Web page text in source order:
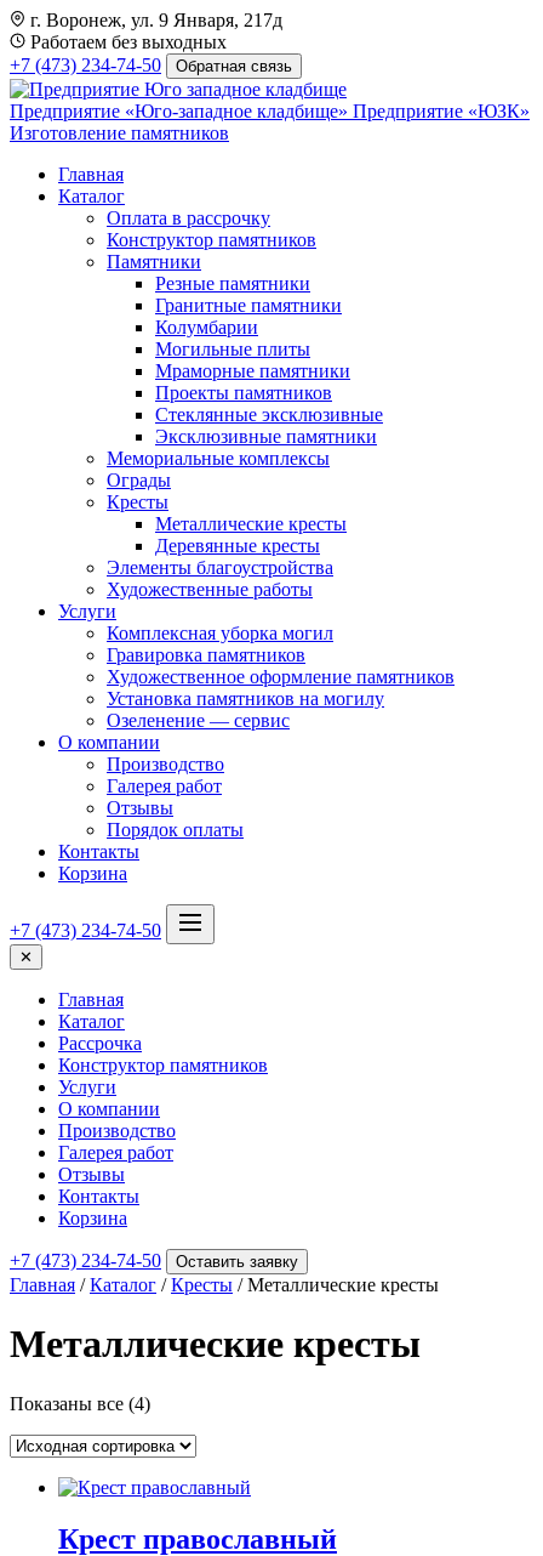
г. Воронеж, ул. 9 Января, 217д
Работаем без выходных
+7 (473) 234-74-50
Обратная связь
Предприятие «Юго-западное кладбище» Предприятие «ЮЗК»
Изготовление памятников
Главная
Каталог
Оплата в рассрочку
Конструктор памятников
Памятники
Резные памятники
Гранитные памятники
Колумбарии
Могильные плиты
Мраморные памятники
Проекты памятников
Стеклянные эксклюзивные
Эксклюзивные памятники
Мемориальные комплексы
Ограды
Кресты
Металлические кресты
Деревянные кресты
Элементы благоустройства
Художественные работы
Услуги
Комплексная уборка могил
Гравировка памятников
Художественное оформление памятников
Установка памятников на могилу
Озеленение — сервис
О компании
Производство
Галерея работ
Отзывы
Порядок оплаты
Контакты
Корзина
+7 (473) 234-74-50
✕
Главная
Каталог
Рассрочка
Конструктор памятников
Услуги
О компании
Производство
Галерея работ
Отзывы
Контакты
Корзина
+7 (473) 234-74-50 Оставить заявку
Главная /Каталог /Кресты / Металлические кресты
Металлические кресты
Показаны все (4)
Крест православный